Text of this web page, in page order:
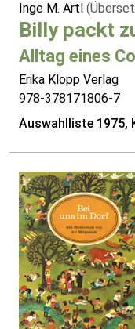
Inge M. Artl
Billy packt
Alltag eines
Erika Klopp Verlag
978-378171806-7
Auswahlliste 1975,